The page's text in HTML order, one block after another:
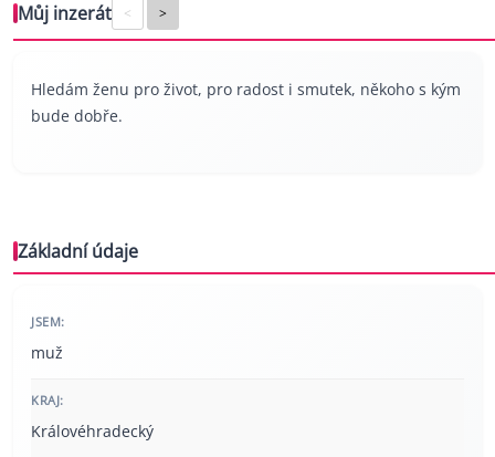
Můj inzerát < >
Hledám ženu pro život, pro radost i smutek, někoho s kým
bude dobře.
Základní údaje
JSEM:
muž
KRAJ:
Královéhradecký